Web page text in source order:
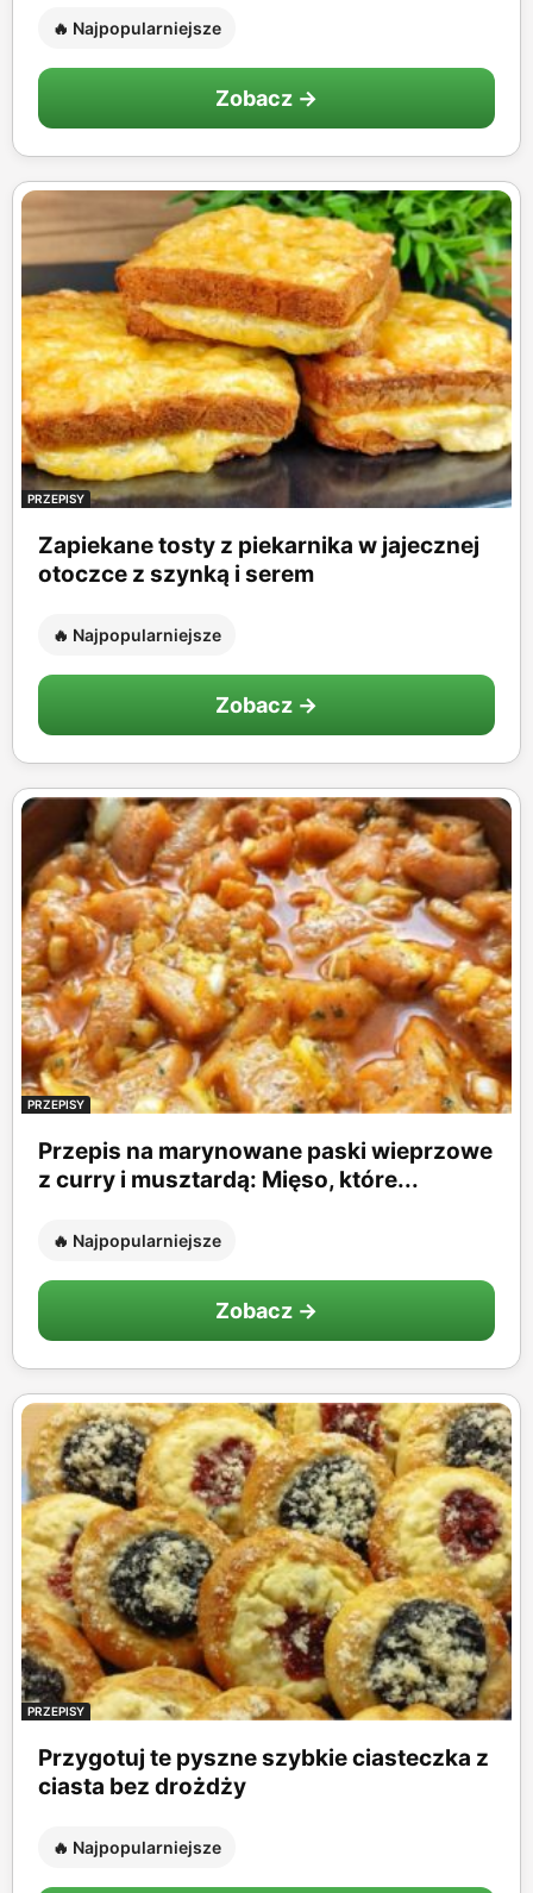
🔥 Najpopularniejsze
Zobacz →
PRZEPISY
Zapiekane tosty z piekarnika w jajecznej
otoczce z szynką i serem
🔥 Najpopularniejsze
Zobacz →
PRZEPISY
Przepis na marynowane paski wieprzowe
z curry i musztardą: Mięso, które...
🔥 Najpopularniejsze
Zobacz →
PRZEPISY
Przygotuj te pyszne szybkie ciasteczka z
ciasta bez drożdży
🔥 Najpopularniejsze